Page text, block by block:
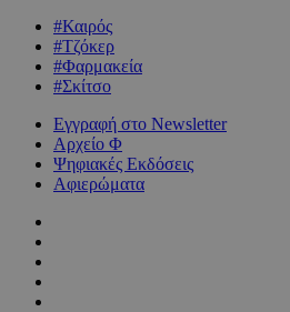
#Καιρός
#Τζόκερ
#Φαρμακεία
#Σκίτσο
Εγγραφή στο Newsletter
Αρχείο Φ
Ψηφιακές Εκδόσεις
Αφιερώματα